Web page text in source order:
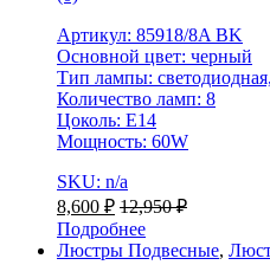
Артикул: 85918/8A BK
Основной цвет: черный
Тип лампы:
Количество ламп: 8
Цоколь: Е14
Мощность: 60W
SKU: n/a
8,600 ₽ 12,950₽
Подробнее
Люстры Подвесные,